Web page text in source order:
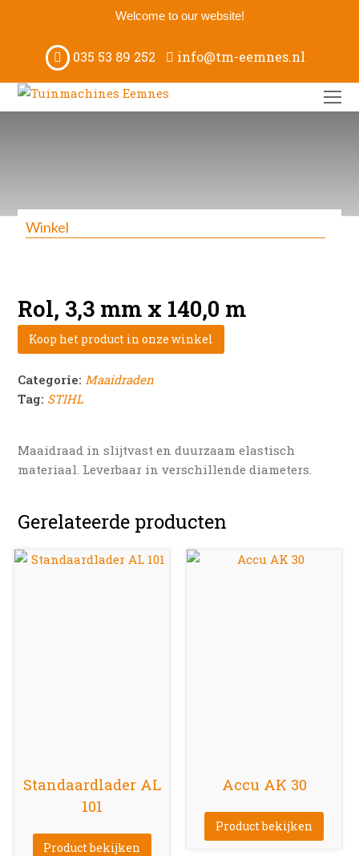
Welcome to our website!
035 53 89 252 info@tm-eemnes.nl
Winkel
Rol, 3,3 mm x 140,0 m
Koop het product in onze winkel
Categorie: Maaidraden
Tag: STIHL
Maaidraad in slijtvast en duurzaam elastisch
materiaal. Leverbaar in verschillende diameters.
Gerelateerde producten
Standaardlader AL
101
Product bekijken
Accu AK 30
Product bekijken